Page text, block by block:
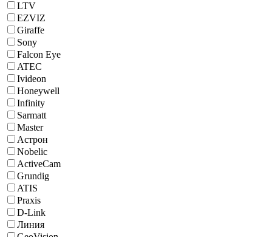
LTV
EZVIZ
Giraffe
Sony
Falcon Eye
ATEC
Ivideon
Honeywell
Infinity
Sarmatt
Master
Астрон
Nobelic
ActiveCam
Grundig
ATIS
Praxis
D-Link
Линия